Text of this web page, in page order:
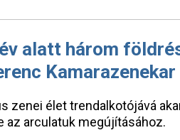
alatt három
Kamarazenekar
zenei élet trendalkotójává
az arculatuk megújításához.